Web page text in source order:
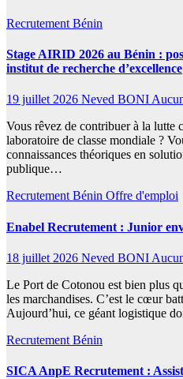
Recrutement Bénin
Stage AIRID 2026 au Bénin :
institut de recherche d’excellence
19 juillet 2026 Neved BONI
Vous rêvez de contribuer à la lutte
laboratoire de classe mondiale ?
connaissances théoriques en
publique…
RecrutementBénin Offre d'emploi
Enabel Recrutement : Junior
18 juillet 2026 Neved BONI
Le Port de Cotonou est bien plus
les marchandises. C’est le cœur
Aujourd’hui, ce géant logistique
Recrutement Bénin
SICA AnpE Recrutement :